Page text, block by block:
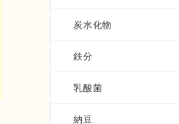
炭水化物
鉄分
乳酸菌
納豆